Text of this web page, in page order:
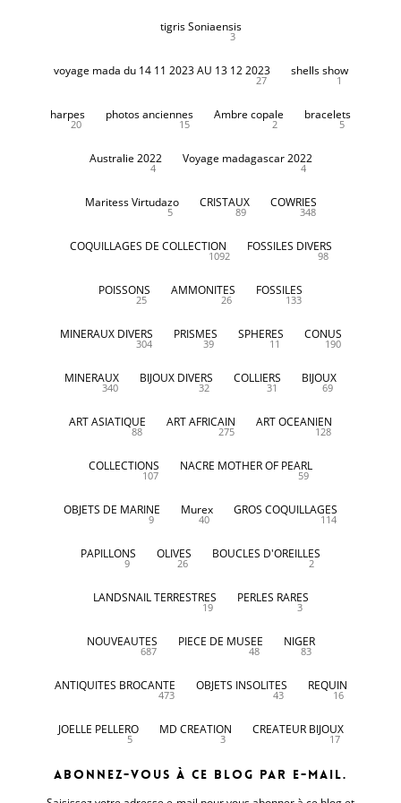
tigris Soniaensis
3
voyage mada du 14 11 2023 AU 13 12 2023
27
shells show
1
harpes
20
photos anciennes
15
Ambre copale
2
bracelets
5
Australie 2022
4
Voyage madagascar 2022
4
Maritess Virtudazo
5
CRISTAUX
89
COWRIES
348
COQUILLAGES DE COLLECTION
1092
FOSSILES DIVERS
98
POISSONS
25
AMMONITES
26
FOSSILES
133
MINERAUX DIVERS
304
PRISMES
39
SPHERES
11
CONUS
190
MINERAUX
340
BIJOUX DIVERS
32
COLLIERS
31
BIJOUX
69
ART ASIATIQUE
88
ART AFRICAIN
275
ART OCEANIEN
128
COLLECTIONS
107
NACRE MOTHER OF PEARL
59
OBJETS DE MARINE
9
Murex
40
GROS COQUILLAGES
114
PAPILLONS
9
OLIVES
26
BOUCLES D'OREILLES
2
LANDSNAIL TERRESTRES
19
PERLES RARES
3
NOUVEAUTES
687
PIECE DE MUSEE
48
NIGER
83
ANTIQUITES BROCANTE
473
OBJETS INSOLITES
43
REQUIN
16
JOELLE PELLERO
5
MD CREATION
3
CREATEUR BIJOUX
17
Abonnez-vous à ce blog par e-mail.